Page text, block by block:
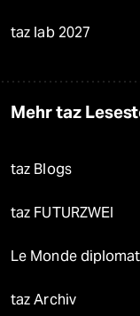
taz lab 2027
Mehr taz
taz Blogs
taz FUTURZWEI
Le Monde
taz Archiv